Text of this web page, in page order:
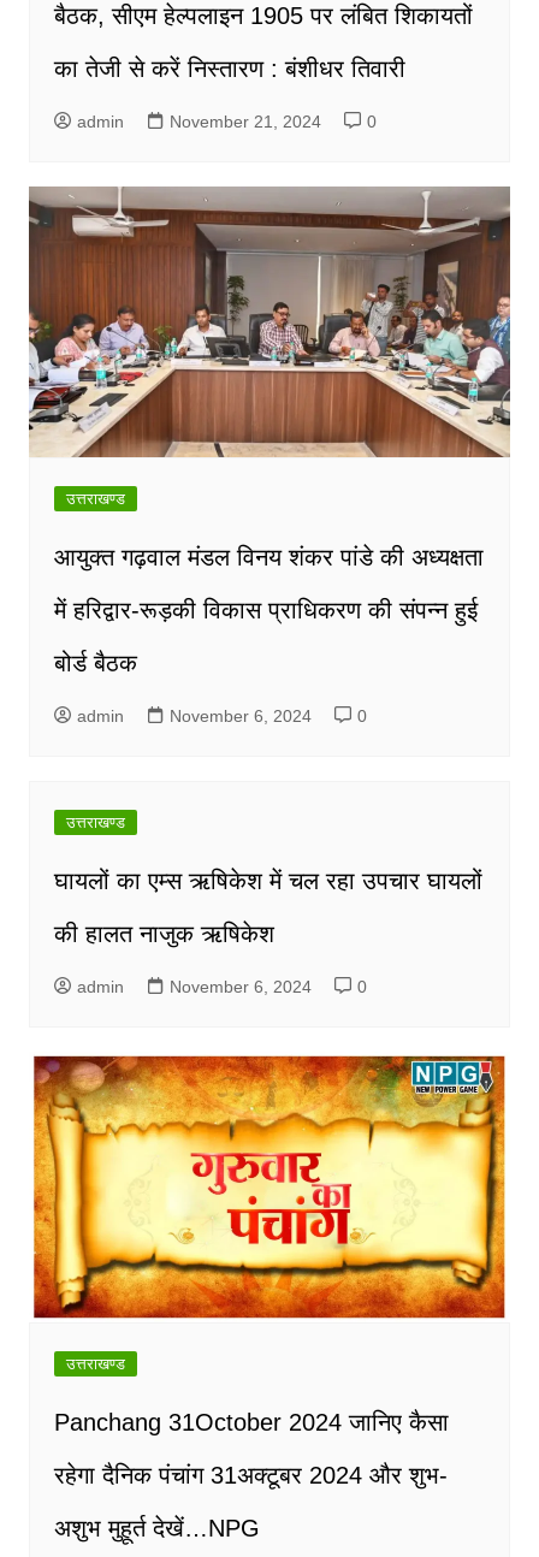
बैठक, सीएम हेल्पलाइन 1905 पर लंबित शिकायतों
का तेजी से करें निस्तारण : बंशीधर तिवारी
admin November 21, 2024 0
उत्तराखण्ड
आयुक्त गढ़वाल मंडल विनय शंकर पांडे की अध्यक्षता
में हरिद्वार-रूड़की विकास प्राधिकरण की संपन्न हुई
बोर्ड बैठक
admin November 6, 2024 0
उत्तराखण्ड
घायलों का एम्स ऋषिकेश में चल रहा उपचार घायलों
की हालत नाजुक ऋषिकेश
admin November 6, 2024 0
उत्तराखण्ड
Panchang 31October 2024 जानिए कैसा
रहेगा दैनिक पंचांग 31अक्टूबर 2024 और शुभ-
अशुभ मुहूर्त देखें…NPG